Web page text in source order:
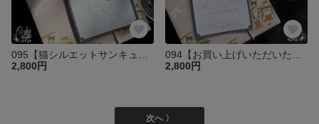
2,800円
2,800円
次へ 〉